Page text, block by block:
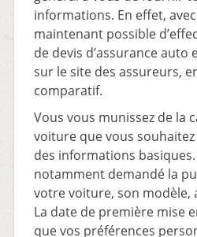
informations. En effet,
maintenant possible
de devis d’assurance
sur le site des assureurs,
comparatif.
Vous vous munissez de la
voiture que vous
des informations
notamment demandé la
votre voiture, son modèle,
La date de première mise
que vos préférences